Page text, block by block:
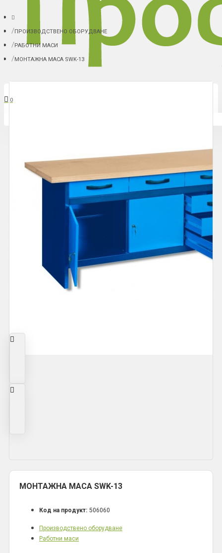
0
ПРОИЗВОДСТВЕНО ОБОРУДВАНЕ
РАБОТНИ МАСИ
МОНТАЖНА МАСА SWK-13
МОНТАЖНА МАСА SWK-13
Код на продукт: 506060
Производствено оборудване
Работни маси